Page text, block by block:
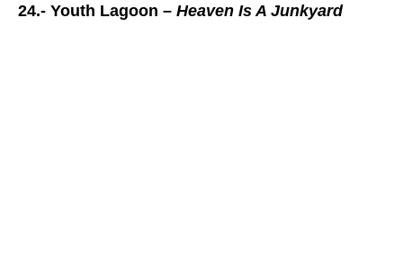
24.- Youth Lagoon – Heaven Is A Junkyard